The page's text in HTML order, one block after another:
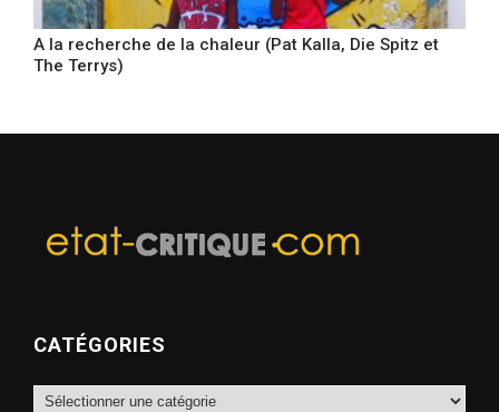
A la recherche de la chaleur (Pat Kalla, Die Spitz et
The Terrys)
CATÉGORIES
Catégories